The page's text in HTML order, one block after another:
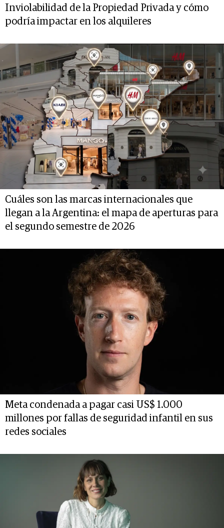
Inviolabilidad de la Propiedad Privada y cómo
podría impactar en los alquileres
Cuáles son las marcas internacionales que
llegan a la Argentina: el mapa de aperturas para
el segundo semestre de 2026
Meta condenada a pagar casi US$ 1.000
millones por fallas de seguridad infantil en sus
redes sociales